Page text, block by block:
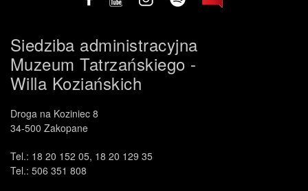
Siedziba administracyjna
Muzeum Tatrzańskiego -
Willa Koziańskich
Droga na Koziniec 8
34-500 Zakopane
Tel.: 18 20 152 05, 18 20 129 35
Tel.: 506 351 808